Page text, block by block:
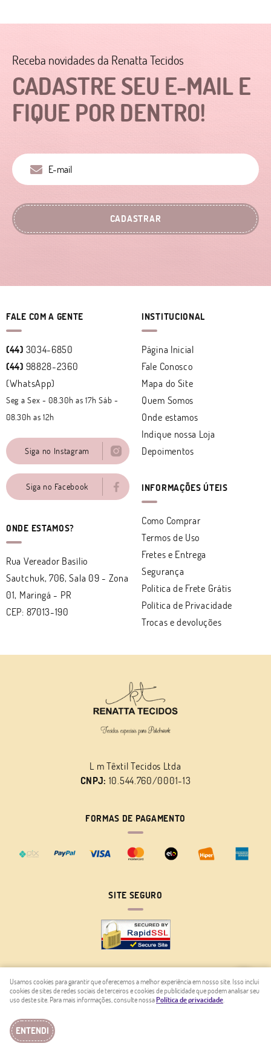
CADASTRE SEU E-MAIL E
FIQUE POR DENTRO!
Receba novidades da Renatta Tecidos
CADASTRAR
FALE COM A GENTE
(44) 3034-6850
(44) 98828-2360
(WhatsApp)
Seg a Sex - 08.30h as 17h Sáb -
08.30h as 12h
Siga no Instagram
Siga no Facebook
ONDE ESTAMOS?
Rua Vereador Basílio
Sautchuk, 706, Sala 09 - Zona
01, Maringá - PR
CEP: 87013-190
INSTITUCIONAL
Página Inicial
Fale Conosco
Mapa do Site
Quem Somos
Onde estamos
Indique nossa Loja
Depoimentos
INFORMAÇÕES ÚTEIS
Como Comprar
Termos de Uso
Fretes e Entrega
Segurança
Politica de Frete Grátis
Política de Privacidade
Trocas e devoluções
L m Têxtil Tecidos Ltda
CNPJ: 10.544.760/0001-13
FORMAS DE PAGAMENTO
SITE SEGURO
LOJA VIRTUAL CRIADA POR
Usamos cookies para garantir que oferecemos a melhor experiência em nosso site. Isso inclui
cookies de sites de redes sociais de terceiros e cookies de publicidade que podem analisar seu
uso deste site. Para mais informações, consulte nossaPolítica de privacidade.
ENTENDI